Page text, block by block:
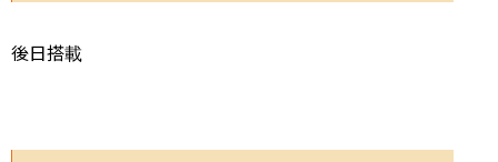
後日搭載